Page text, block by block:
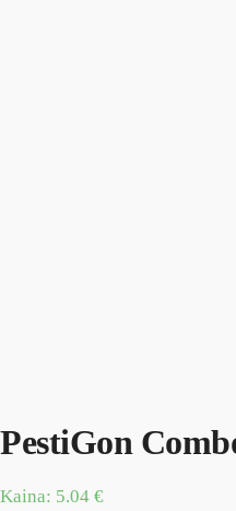
PestiGon
Kaina: 5.04 €